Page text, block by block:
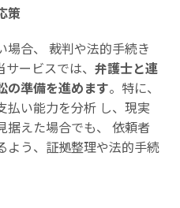
策
場合、 裁判や法的手続き
サービスでは、弁護士と連
の準備を進めます。特に、
払い能力を分析 し、現実
据えた場合でも、 依頼者
よう、証拠整理や法的手続